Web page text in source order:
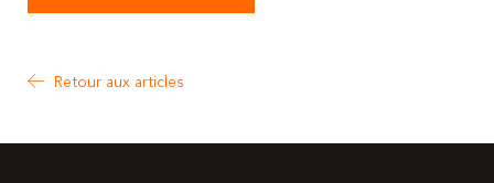
Retour aux articles